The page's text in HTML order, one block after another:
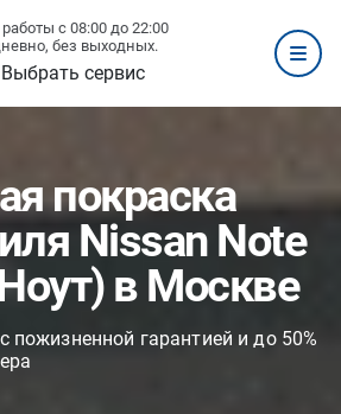
с 08:00 до 22:00
без выходных.
Выбрать сервис
покраска
Nissan Note
в Москве
пожизненной гарантией и до 50%